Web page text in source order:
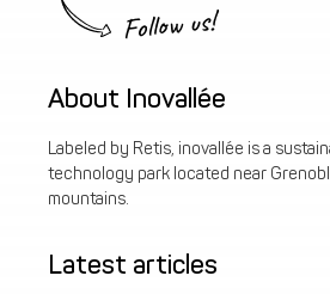
Follow us!
About Inovallée
Labeled by Retis, inovallée is a
technology park located near
mountains.
Latest articles